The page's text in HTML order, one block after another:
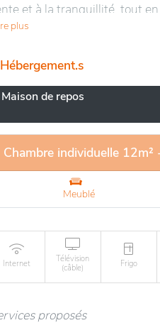
et à la tranquillité, tout
d'une proximité avec
de possibilités, la
attentif et qualifié.
conçus pour offrir
à maintenir une vie
plus
Hébergement.s
Maison de repos
Chambre individuelle 12m²
Meublé
Internet
Télévision
(câble)
Frigo
proposés